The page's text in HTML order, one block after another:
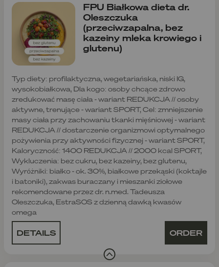
FPU Białkowa dieta dr.
Oleszczuka
(przeciwzapalna, bez
kazeiny mleka krowiego i
glutenu)
Typ diety: profilaktyczna, wegetariańska, niski IG,
wysokobiałkowa, Dla kogo: osoby chcące zdrowo
zredukować masę ciała - wariant REDUKCJA // osoby
aktywne, trenujące - wariant SPORT, Cel: zmniejszenie
masy ciała przy zachowaniu tkanki mięśniowej - wariant
REDUKCJA // dostarczenie organizmowi optymalnego
pożywienia przy aktywności fizycznej - wariant SPORT,
Kaloryczność: 1400 REDUKCJA // 2000 kcal SPORT,
Wykluczenia: bez cukru, bez kazeiny, bez glutenu,
Wyróżniki: białko - ok. 30%, białkowe przekąski (koktajle
i batoniki), zakwas buraczany i mieszanki ziołowe
rekomendowane przez dr. n.med. Tadeusza
Oleszczuka, EstraSOS z dzienną dawką kwasów
omega
DETAILS ORDER